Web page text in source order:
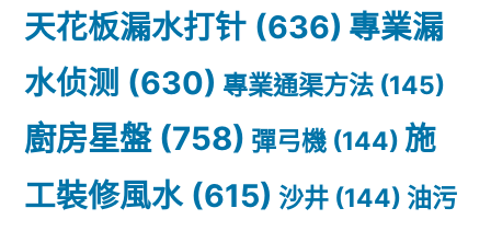
天花板漏水打针 (636) 專業漏
水侦测 (630) 專業通渠方法 (145)
廚房星盤(758) 彈弓機 (144) 施
工裝修風水(615) 沙井 (144) 油污